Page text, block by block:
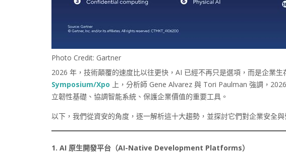
Photo Credit: Gartner
2026 年，技術顛覆的速度比以往更快，AI 已經不再只是選項，而是企業
Symposium/Xpo 上，分析師 Gene Alvarez 與 Tori Paulman 強調，
立韌性基礎、協調智能系統、保護企業價值的重要工具。
以下，我們從資安的角度，逐一解析這十大趨勢，並探討它們對企業安全與
1. AI 原生開發平台（AI-Native Development Platforms）